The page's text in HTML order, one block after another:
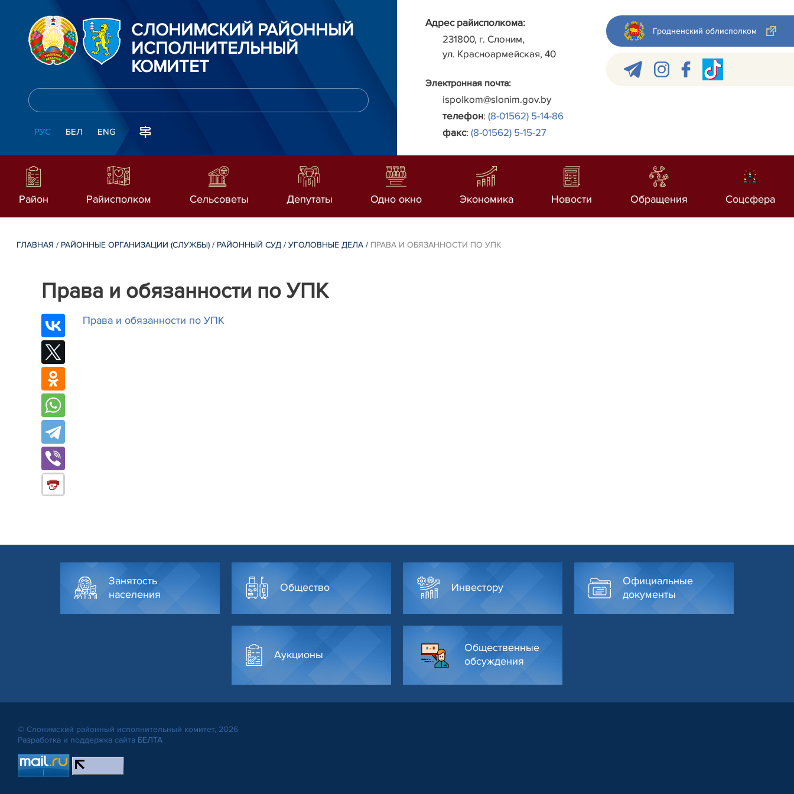
СЛОНИМСКИЙ РАЙОННЫЙ
ИСПОЛНИТЕЛЬНЫЙ
КОМИТЕТ
РУС БЕЛ ENG
Адрес райисполкома:
231800, г. Слоним,
ул. Красноармейская, 40
Электронная почта:
ispolkom@slonim.gov.by
телефон: (8-01562) 5-14-86
факс: (8-01562) 5-15-27
Гродненский облисполком
Район Райисполком Сельсоветы Депутаты Одно окно Экономика Новости Обращения Соцсфера
ГЛАВНАЯ / РАЙОННЫЕ ОРГАНИЗАЦИИ (СЛУЖБЫ) / РАЙОННЫЙ СУД /УГОЛОВНЫЕ ДЕЛА / ПРАВА И ОБЯЗАННОСТИ ПО УПК
Права и обязанности по УПК
Права и обязанности по УПК
Занятость
населения
Общество Инвестору
Официальные
документы
Аукционы
Общественные
обсуждения
© Слонимский районный исполнительный комитет, 2026
Разработка и поддержка сайта БЕЛТА